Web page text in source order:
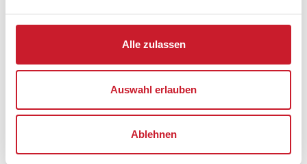
Alle zulassen
Auswahl erlauben
Ablehnen
Belegungskalender